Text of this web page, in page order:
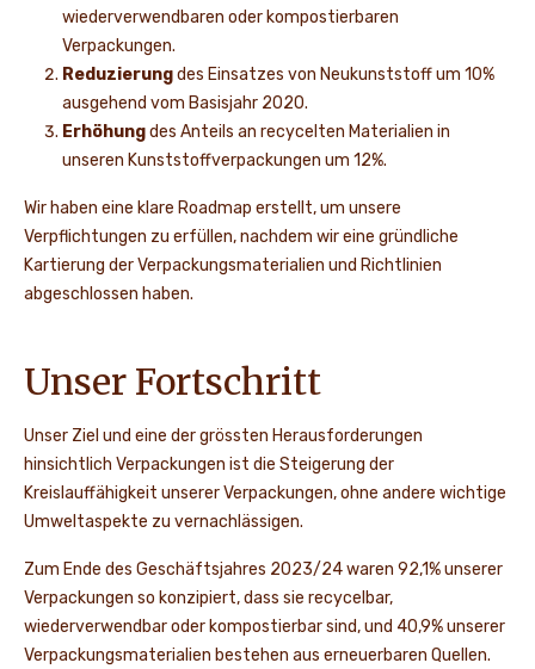
wiederverwendbaren oder kompostierbaren
Verpackungen.
Reduzierungdes Einsatzes von Neukunststoff um 10%
ausgehend vom Basisjahr 2020.
Erhöhungdes Anteils an recycelten Materialien in
unseren Kunststoffverpackungen um 12%.
Wir haben eine klare Roadmap erstellt, um unsere
Verpflichtungen zu erfüllen, nachdem wir eine gründliche
Kartierung der Verpackungsmaterialien und Richtlinien
abgeschlossen haben.
Unser Fortschritt
Unser Ziel und eine der grössten Herausforderungen
hinsichtlich Verpackungen ist die Steigerung der
Kreislauffähigkeit unserer Verpackungen, ohne andere wichtige
Umweltaspekte zu vernachlässigen.
Zum Ende des Geschäftsjahres 2023/24 waren 92,1% unserer
Verpackungen so konzipiert, dass sie recycelbar,
wiederverwendbar oder kompostierbar sind, und 40,9% unserer
Verpackungsmaterialien bestehen aus erneuerbaren Quellen.